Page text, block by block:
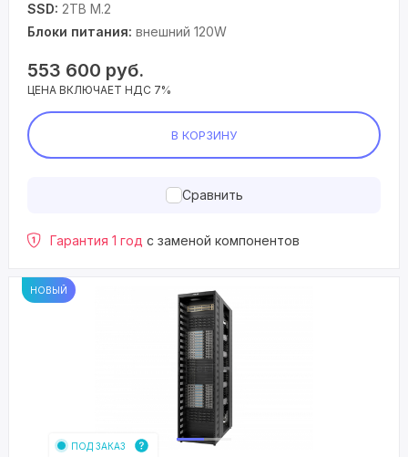
SSD: 2TB M.2
Блоки питания: внешний 120W
553 600 руб.
ЦЕНА ВКЛЮЧАЕТ НДС 7%
В КОРЗИНУ
Сравнить
Гарантия 1 год с заменой компонентов
НОВЫЙ
ПОД ЗАКАЗ